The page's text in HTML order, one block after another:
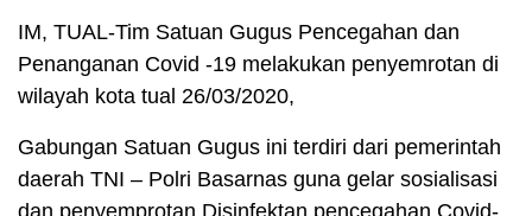
IM, TUAL-Tim Satuan Gugus Pencegahan dan
Penanganan Covid -19 melakukan penyemrotan di
wilayah kota tual 26/03/2020,
Gabungan Satuan Gugus ini terdiri dari pemerintah
daerah TNI – Polri Basarnas guna gelar sosialisasi